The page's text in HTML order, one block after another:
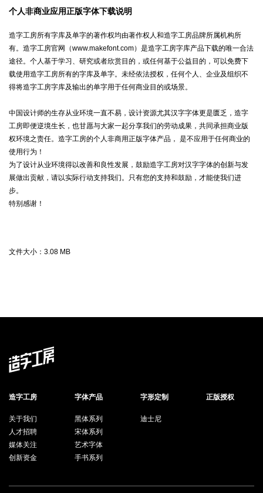
个人非商业应用正版字体下载说明
造字工房所有字库及单字的著作权均由著作权人和造字工房品牌所属机构所
有。造字工房官网（www.makefont.com）是造字工房字库产品下载的唯一合法
途径。个人基于学习、研究或者欣赏目的，或任何基于公益目的，可以免费下
载使用造字工房所有的字库及单字。未经依法授权，任何个人、企业及组织不
得将造字工房字库及输出的单字用于任何商业目的或场景。
中国设计师的生存从业环境一直不易，设计资源尤其汉字字体更是匮乏，造字
工房即便逆境生长，也甘愿与大家一起分享我们的劳动成果，共同承担商业版
权环境之责任。造字工房的个人非商用正版字体产品， 是不应用于任何商业的
使用行为！
为了设计从业环境得以改善和良性发展，鼓励造字工房对汉字字体的创新与发
展做出贡献，请以实际行动支持我们。只有您的支持和鼓励，才能使我们进
步。
特别感谢！
文件大小： 3.08 MB
造字工房
关于我们
人才招聘
媒体关注
创新资金
字体产品
黑体系列
宋体系列
艺术字体
手书系列
字形定制
迪士尼
正版授权